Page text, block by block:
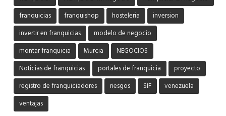
franquicias
franquishop hosteleria
inversion
invertir en franquicias
modelo de negocio
montar franquicia
Murcia
NEGOCIOS
Noticias de franquicias
portales de franquicia
proyecto
registro de franquiciadores
riesgos SIF
venezuela
ventajas